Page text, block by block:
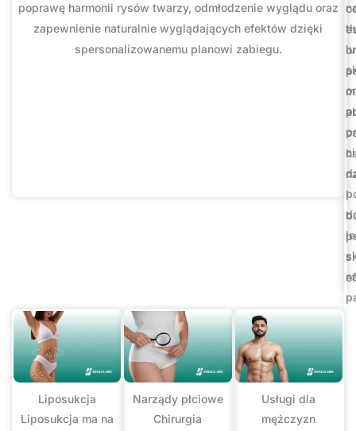
poprawę harmonii rysów twarzy, odmłodzenie wyglądu oraz
zapewnienie naturalnie wyglądających efektów dzięki
spersonalizowanemu planowi zabiegu.
i
Liposukcja
Liposukcja ma na
Narządy płciowe
Chirurgia
Usługi dla
mężczyzn